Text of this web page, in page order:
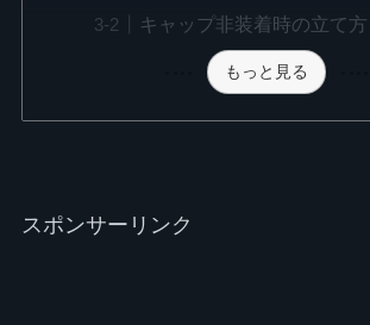
キャップ非装着時の立て方
もっと見る
スポンサーリンク